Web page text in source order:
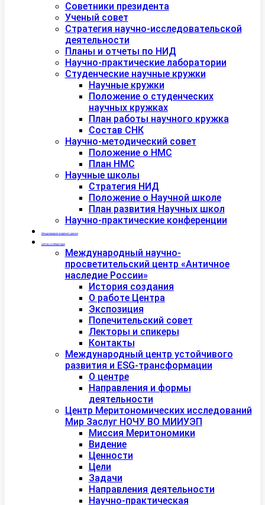
Советники президента
Ученый совет
Стратегия научно-исследовательской
деятельности
Планы и отчеты по НИД
Научно-практические лаборатории
Студенческие научные кружки
Научные кружки
Положение о студенческих
научных кружках
План работы научного кружка
Состав СНК
Научно-методический совет
Положение о НМС
План НМС
Научные школы
Стратегия НИД
Положение о Научной школе
План развития Научных школ
Научно-практические конференции
Международная академия туризма
Центры и лаборатории
Международный научно-
просветительский центр «Античное
наследие России»
История создания
О работе Центра
Экспозиция
Попечительский совет
Лекторы и спикеры
Контакты
Международный центр устойчивого
развития и ESG-трансформации
О центре
Направления и формы
деятельности
Центр Меритономических исследований
Мир Заслуг НОЧУ ВО МИИУЭП
Миссия Меритономики
Видение
Ценности
Цели
Задачи
Направления деятельности
Научно-практическая